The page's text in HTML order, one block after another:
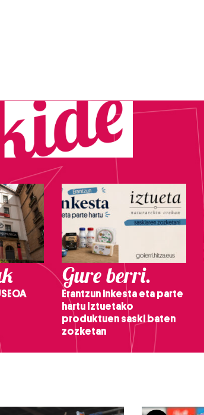
Gure berri.
Erantzun inkesta eta parte
hartu Iztuetako
produktuen saski baten
zozketan